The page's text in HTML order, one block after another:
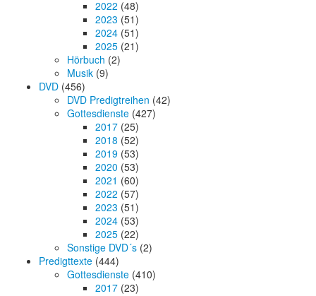
2022 (48)
2023 (51)
2024 (51)
2025 (21)
Hörbuch (2)
Musik (9)
DVD (456)
DVD Predigtreihen (42)
Gottesdienste (427)
2017 (25)
2018 (52)
2019 (53)
2020 (53)
2021 (60)
2022 (57)
2023 (51)
2024 (53)
2025 (22)
Sonstige DVD´s (2)
Predigttexte (444)
Gottesdienste (410)
2017 (23)